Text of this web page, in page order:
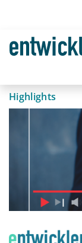
Highlights